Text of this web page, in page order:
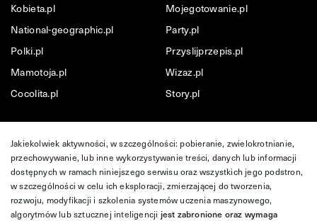
Kobieta.pl
Mojegotowanie.pl
National-geographic.pl
Party.pl
Polki.pl
Przyslijprzepis.pl
Mamotoja.pl
Wizaz.pl
Cocolita.pl
Story.pl
Jakiekolwiek aktywności, w szczególności: pobieranie, zwielokrotnianie,
przechowywanie, lub inne wykorzystywanie treści, danych lub informacji
dostępnych w ramach niniejszego serwisu oraz wszystkich jego podstron,
w szczególności w celu ich eksploracji, zmierzającej do tworzenia,
rozwoju, modyfikacji i szkolenia systemów uczenia maszynowego,
algorytmów lub sztucznej inteligencji jest zabronione oraz wymaga